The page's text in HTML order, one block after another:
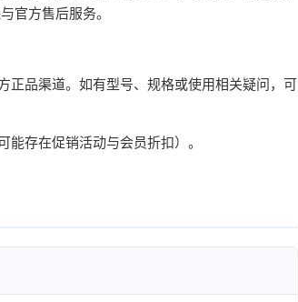
官方售后服务。
正品渠道。如有型号、规格或使用相关疑问，可
存在促销活动与会员折扣）。